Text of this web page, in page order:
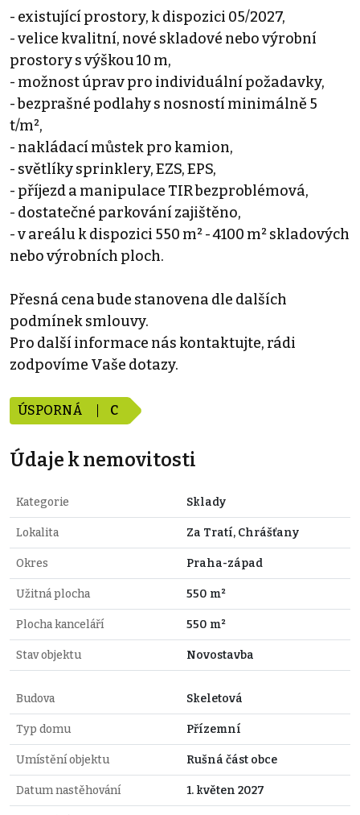
- existující prostory, k dispozici 05/2027,
- velice kvalitní, nové skladové nebo výrobní
prostory s výškou 10 m,
- možnost úprav pro individuální požadavky,
- bezprašné podlahy s nosností minimálně 5
t/m²,
- nakládací můstek pro kamion,
- světlíky sprinklery, EZS, EPS,
- příjezd a manipulace TIR bezproblémová,
- dostatečné parkování zajištěno,
- v areálu k dispozici 550 m² - 4100 m² skladových
nebo výrobních ploch.
Přesná cena bude stanovena dle dalších
podmínek smlouvy.
Pro další informace nás kontaktujte, rádi
zodpovíme Vaše dotazy.
ÚSPORNÁ C
Údaje k nemovitosti
Kategorie Sklady
Lokalita Za Tratí, Chrášťany
Okres Praha-západ
Užitná plocha 550 m²
Plocha kanceláří 550 m²
Stav objektu Novostavba
Budova Skeletová
Typ domu Přízemní
Umístění objektu Rušná část obce
Datum nastěhování 1. květen 2027